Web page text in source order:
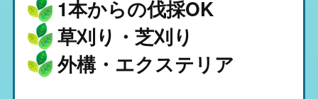
1本からの伐採OK
草刈り・芝刈り
外構・エクステリア